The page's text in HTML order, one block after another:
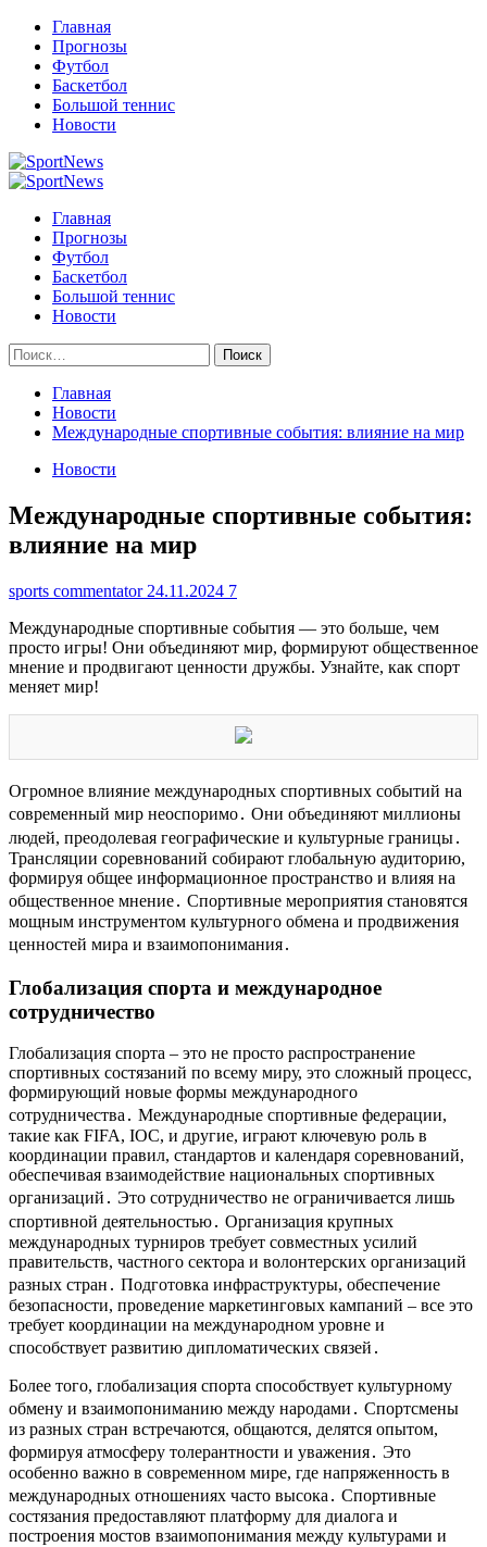
Перейти
содержимому
Главная
Прогнозы
Футбол
Баскетбол
Большой теннис
Новости
Primary
Главная
Прогнозы
Футбол
Баскетбол
Большой теннис
Новости
Найти:
Главная
Новости
Международные спортивные события: влияние на мир
Новости
Международные спортивные события:
влияние на мир
sports commentator 24.11.2024 7
Международные спортивные события — это больше, чем
просто игры! Они объединяют мир, формируют общественное
мнение и продвигают ценности дружбы. Узнайте, как спорт
меняет мир!
Огромное влияние международных спортивных событий на
современный мир неоспоримо․ Они объединяют миллионы
людей, преодолевая географические и культурные границы․
Трансляции соревнований собирают глобальную аудиторию,
формируя общее информационное пространство и влияя на
общественное мнение․ Спортивные мероприятия становятся
мощным инструментом культурного обмена и продвижения
ценностей мира и взаимопонимания․
Глобализация спорта и международное
сотрудничество
Глобализация спорта – это не просто распространение
спортивных состязаний по всему миру, это сложный процесс,
формирующий новые формы международного
сотрудничества․ Международные спортивные федерации,
такие как FIFA, IOC, и другие, играют ключевую роль в
координации правил, стандартов и календаря соревнований,
обеспечивая взаимодействие национальных спортивных
организаций․ Это сотрудничество не ограничивается лишь
спортивной деятельностью․ Организация крупных
международных турниров требует совместных усилий
правительств, частного сектора и волонтерских организаций
разных стран․ Подготовка инфраструктуры, обеспечение
безопасности, проведение маркетинговых кампаний – все это
требует координации на международном уровне и
способствует развитию дипломатических связей․
Более того, глобализация спорта способствует культурному
обмену и взаимопониманию между народами․ Спортсмены
из разных стран встречаются, общаются, делятся опытом,
формируя атмосферу толерантности и уважения․ Это
особенно важно в современном мире, где напряженность в
международных отношениях часто высока․ Спортивные
состязания предоставляют платформу для диалога и
построения мостов взаимопонимания между культурами и